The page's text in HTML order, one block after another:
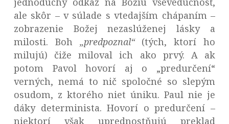
ale skôr – v súlade s vtedajším chápaním –
zobrazenie Božej nezaslúženej lásky a
milosti. Boh „predpoznal“(tých, ktorí ho
milujú) čiže miloval ich ako prvý. A ak
potom Pavol hovorí aj o „predurčení“
verných, nemá to nič spoločné so slepým
osudom, z ktorého niet úniku. Paul nie je
dáky determinista. Hovorí o predurčení –
niektorí však uprednostňujú preklad